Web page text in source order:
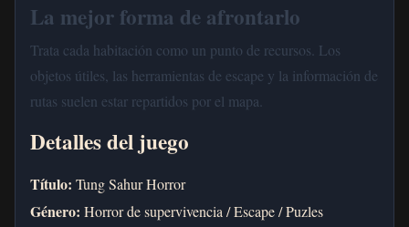
La mejor forma de afrontarlo
Trata cada habitación como un punto de recursos. Los
objetos útiles, las herramientas de escape y la información de
rutas suelen estar repartidos por el mapa.
Detalles del juego
Título: Tung Sahur Horror
Género: Horror de supervivencia / Escape / Puzles